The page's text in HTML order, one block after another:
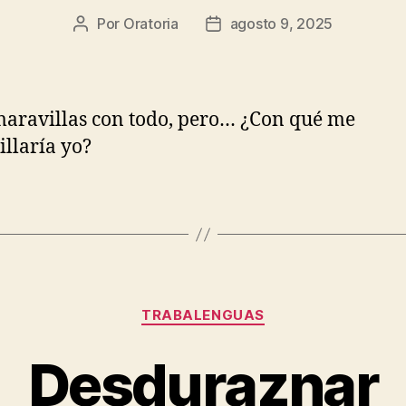
Autor
Por Oratoria
Fechaagosto 9, 2025
con todo, pero… ¿Con qué me
yo?
Categorías
TRABALENGUAS
Desduraznar